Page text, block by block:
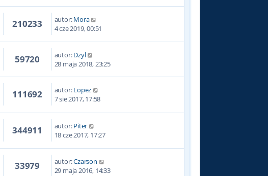
210233 autor:Mora
4 cze 2019, 00:51
59720 autor:Dzyl
28 maja 2018, 23:25
111692 autor:Lopez
7 sie 2017, 17:58
344911 autor:Piter
18 cze 2017, 17:27
33979 autor:Czarson
29 maja 2016, 14:33